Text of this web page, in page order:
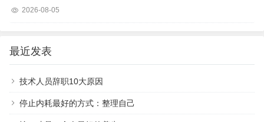
2026-08-05
最近发表
技术人员辞职10大原因
停止内耗最好的方式：整理自己